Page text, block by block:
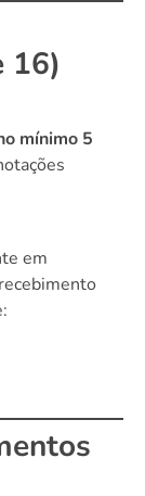
16)
mínimo 5
em